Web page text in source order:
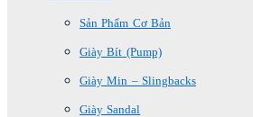
Sản Phẩm Cơ Bản
Giày Bít (Pump)
Giày Min – Slingbacks
Giày Sandal